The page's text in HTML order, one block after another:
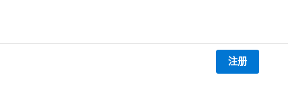
注册